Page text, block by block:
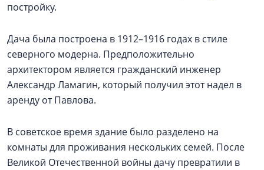
постройку.
Дача была построена в 1912–1916 годах в стиле
северного модерна. Предположительно
архитектором является гражданский инженер
Александр Ламагин, который получил этот надел в
аренду от Павлова.
В советское время здание было разделено на
комнаты для проживания нескольких семей. После
Великой Отечественной войны дачу превратили в